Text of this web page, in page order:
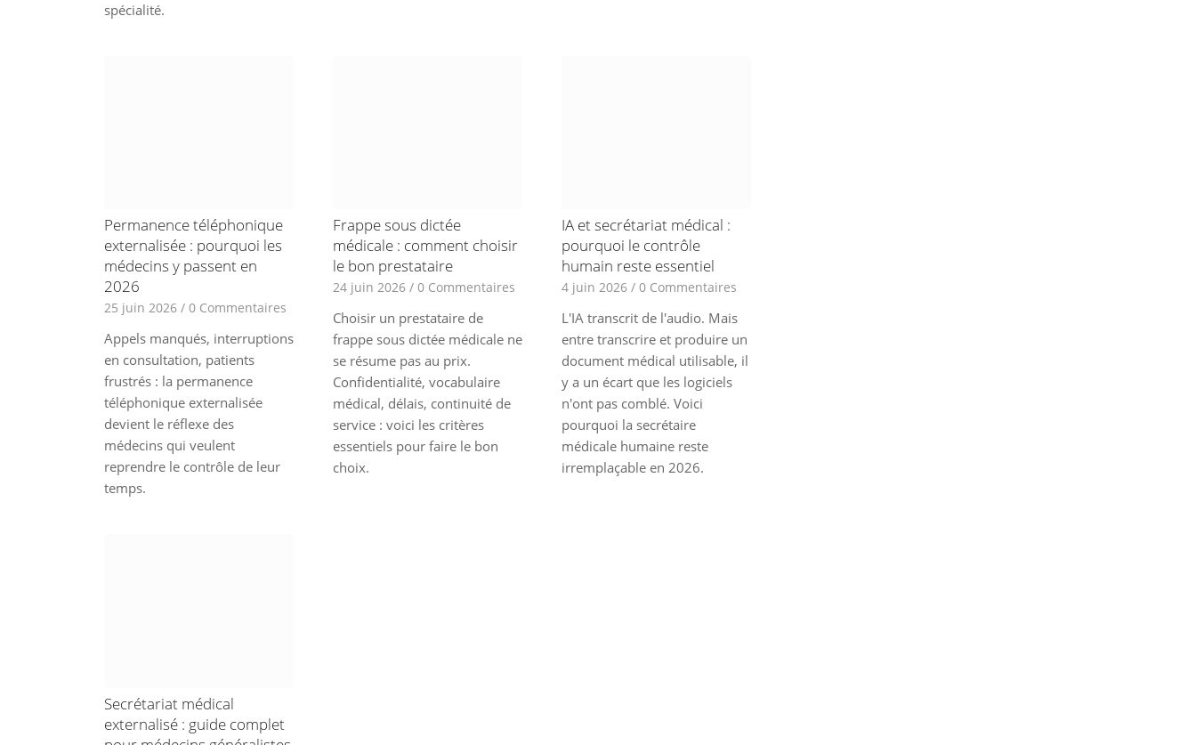
spécialité.
Permanence téléphonique
externalisée : pourquoi les
médecins y passent en
2026
25 juin 2026 / 0 Commentaires
Appels manqués, interruptions
en consultation, patients
frustrés : la permanence
téléphonique externalisée
devient le réflexe des
médecins qui veulent
reprendre le contrôle de leur
temps.
Frappe sous dictée
médicale : comment choisir
le bon prestataire
24 juin 2026 / 0 Commentaires
Choisir un prestataire de
frappe sous dictée médicale ne
se résume pas au prix.
Confidentialité, vocabulaire
médical, délais, continuité de
service : voici les critères
essentiels pour faire le bon
choix.
IA et secrétariat médical :
pourquoi le contrôle
humain reste essentiel
4 juin 2026 / 0 Commentaires
L'IA transcrit de l'audio. Mais
entre transcrire et produire un
document médical utilisable, il
y a un écart que les logiciels
n'ont pas comblé. Voici
pourquoi la secrétaire
médicale humaine reste
irremplaçable en 2026.
Secrétariat médical
externalisé : guide complet